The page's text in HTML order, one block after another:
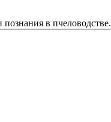
в пчеловодстве.